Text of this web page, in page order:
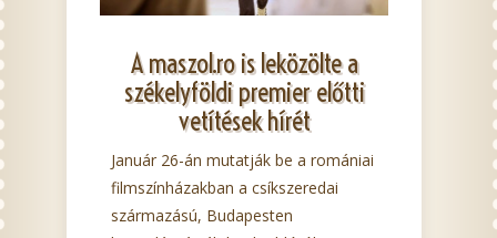
A maszol.ro is leközölte a
székelyföldi premier előtti
vetítések hírét
Január 26-án mutatják be a romániai
filmszínházakban a csíkszeredai
származású, Budapesten